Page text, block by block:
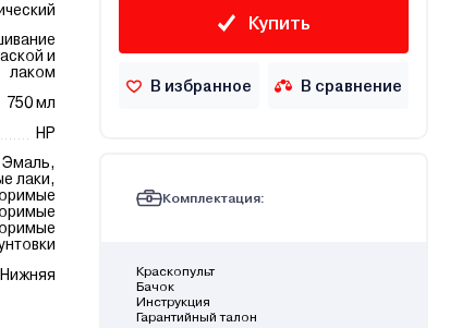
и
лаком
750 мл
HP
Эмаль,
лаки,
Нижняя
Купить
В избранное В сравнение
Комплектация:
Краскопульт
Бачок
Инструкция
Гарантийный талон